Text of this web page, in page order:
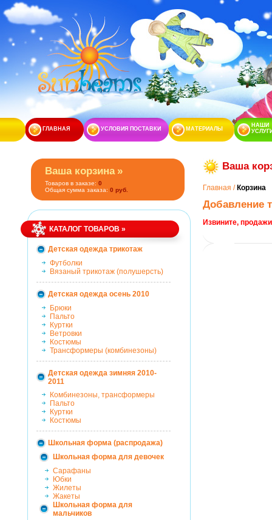
ГЛАВНАЯ УСЛОВИЯ ПОСТАВКИ МАТЕРИАЛЫ
НАШИ
Ваша корзина »
Товаров в заказе: 0
Общая сумма заказа: 0 руб.
КАТАЛОГ ТОВАРОВ »
Детская одежда трикотаж
Футболки
Вязаный трикотаж (полушерсть)
Детская одежда осень 2010
Брюки
Пальто
Куртки
Ветровки
Костюмы
Трансформеры (комбинезоны)
Детская одежда зимняя 2010-
2011
Комбинезоны, трансформеры
Пальто
Куртки
Костюмы
Школьная форма (распродажа)
Школьная форма для девочек
Сарафаны
Юбки
Жилеты
Жакеты
Школьная форма для
мальчиков
Ваша
Главная / Корзина
Добавление
Извините,